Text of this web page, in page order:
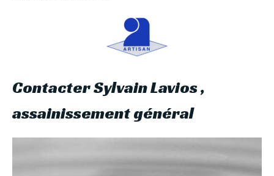
Contacter Sylvain Lavios ,
assainissement général